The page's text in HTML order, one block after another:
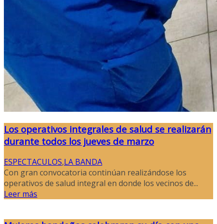
Los operativos integrales de salud se realizarán
durante todos los jueves de marzo
ESPECTACULOS,LA BANDA
Con gran convocatoria continúan realizándose los
operativos de salud integral en donde los vecinos de...
Leer más